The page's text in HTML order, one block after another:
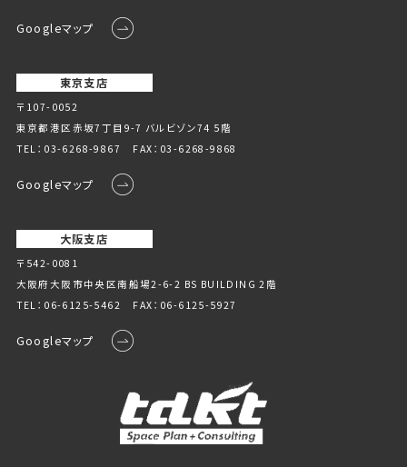
Googleマップ
東京支店
〒107-0052
東京都港区赤坂7丁目9-7 バルビゾン74 5階
TEL： 03-6268-9867 FAX：03-6268-9868
Googleマップ
大阪支店
〒542-0081
大阪府大阪市中央区南船場2-6-2 BS BUILDING 2階
TEL： 06-6125-5462 FAX：06-6125-5927
Googleマップ